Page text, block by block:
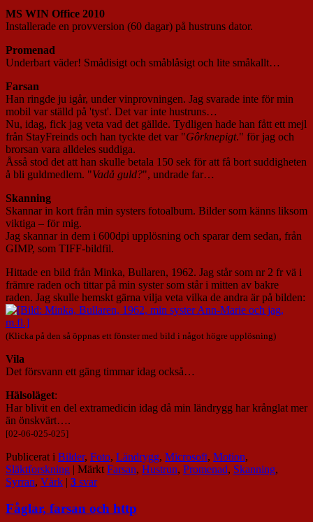
MS WIN Office 2010
Installerade en provversion (60 dagar) på hustruns dator.
Promenad
Underbart väder! Smådisigt och småblåsigt och lite småkallt…
Farsan
Han ringde ju igår, under vinprovningen. Jag svarade inte för min
mobil var ställd på 'tyst'. Det var inte hustruns…
Nu, idag, fick jag veta vad det gällde. Tydligen hade han fått ett mejl
från StayFreinds och han tyckte det var "Gôrknepigt." för jag och
brorsan vara alldeles suddiga.
Åsså stod det att han skulle betala 150 sek för att få bort suddigheten
å bli guldmedlem. "Vadå guld?", undrade far…
Skanning
Skannar in kort från min systers fotoalbum. Bilder som känns liksom
viktiga – för mig.
Jag skannar in dem i 600dpi upplösning och sparar dem sedan, från
GIMP, som TIFF-bildfil.
Hittade en bild från Minka, Bullaren, 1962. Jag står som nr 2 fr vä i
främre raden och tittar på min syster som står i mitten av bakre
raden. Jag skulle hemskt gärna vilja veta vilka de andra är på bilden:
(Klicka på den så öppnas ett fönster med bild i något högre upplösning)
Vila
Det försvann ett gäng timmar idag också…
Hälsoläget:
Har blivit en del extramedicin idag då min ländrygg har krånglat mer
än önskvärt….
[02-06-025-025]
Publicerat i Bilder, Foto, Ländrygg, Microsoft, Motion,
Släktforskning | Märkt Farsan, Hustrun, Promenad, Skanning,
Syrran, Värk | 3 svar
Fåglar, farsan och http